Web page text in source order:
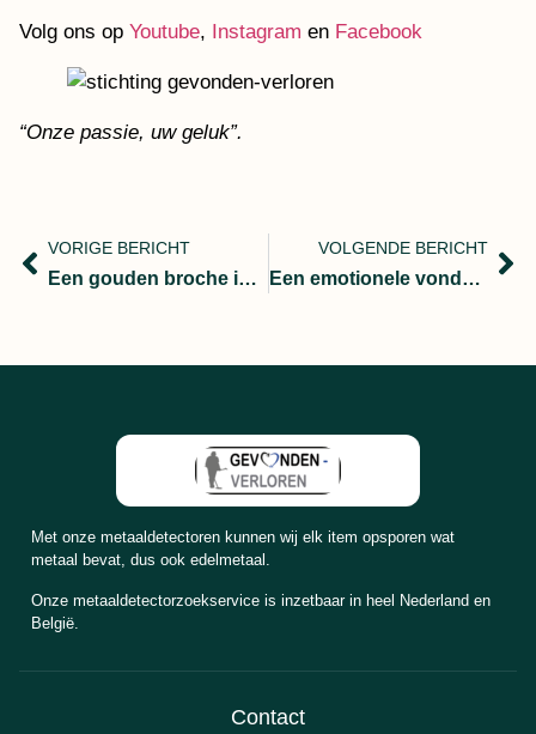
Volg ons op Youtube, Instagram en Facebook
“Onze passie, uw geluk”.
VORIGE BERICHT
Een gouden broche in Burgh Haamstede
VOLGENDE BERICHT
Een emotionele vondst en zoektocht “onze passie uw geluk”
Met onze metaaldetectoren kunnen wij elk item opsporen wat
metaal bevat, dus ook edelmetaal.
Onze metaaldetectorzoekservice is inzetbaar in heel Nederland en
België.
Contact